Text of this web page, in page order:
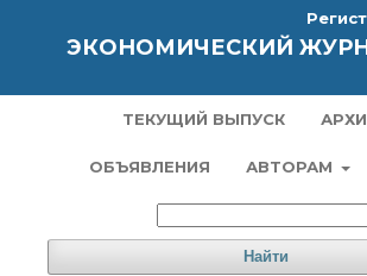
ЭКОНОМИЧЕСКИЙ
ТЕКУЩИЙ ВЫПУСК
ОБЪЯВЛЕНИЯ АВТОРАМ
Найти